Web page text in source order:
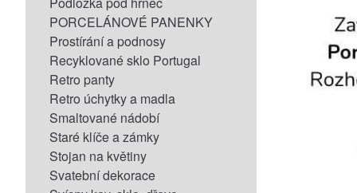
PORCELÁNOVÉ PANENKY
Prostírání a podnosy
Recyklované sklo Portugal
Retro panty
Retro úchytky a madla
Smaltované nádobí
Staré klíče a zámky
Stojan na květiny
Svatební dekorace